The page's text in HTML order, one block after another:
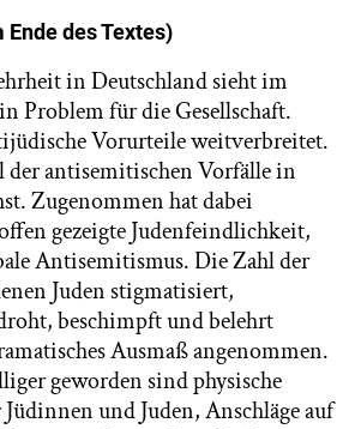
des Textes)
in Deutschland sieht im
Problem für die Gesellschaft.
Vorurteile weitverbreitet.
der antisemitischen Vorfälle in
Zugenommen hat dabei
gezeigte Judenfeindlichkeit,
Antisemitismus. Die Zahl der
Juden stigmatisiert,
beschimpft und belehrt
Ausmaß angenommen.
geworden sind physische
und Juden, Anschläge auf